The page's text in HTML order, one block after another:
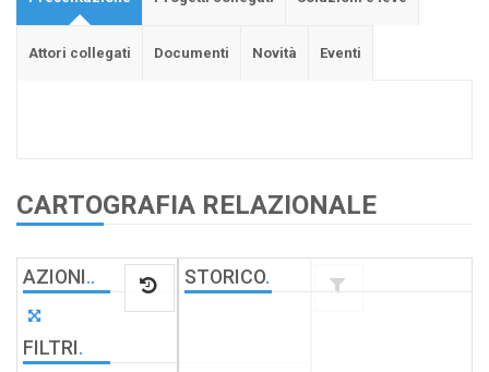
Attori collegati Documenti Novità Eventi
CARTOGRAFIA RELAZIONALE
AZIONI..
FILTRI.
STORICO.